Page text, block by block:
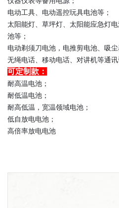
电动工具、电动遥控玩具电池等；
太阳能灯、草坪灯、太阳能应急灯
池等；
电动剃须刀电池，电推剪电池、吸尘
无绳电话、移动电话、对讲机等通
可定制款：
耐高温电池；
耐低温电池；
耐高低温，宽温领域电池；
低自放电电池；
高倍率放电电池